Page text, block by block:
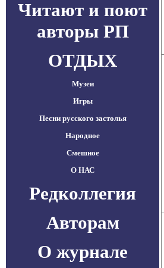
Читают и поют
авторы РП
ОТДЫХ
Музеи
Игры
Песни русского застолья
Народное
Смешное
О НАС
Редколлегия
Авторам
О журнале